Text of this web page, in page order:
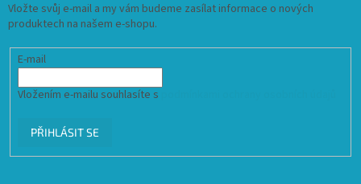
Vložte svůj e-mail a my vám budeme zasílat informace o nových
produktech na našem e-shopu.
E-mail
Vložením e-mailu souhlasíte s
PŘIHLÁSIT SE